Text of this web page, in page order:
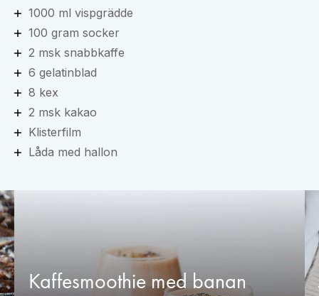
1000 ml vispgrädde
100 gram socker
2 msk snabbkaffe
6 gelatinblad
8 kex
2 msk kakao
Klisterfilm
Låda med hallon
Kaffesmoothie med banan